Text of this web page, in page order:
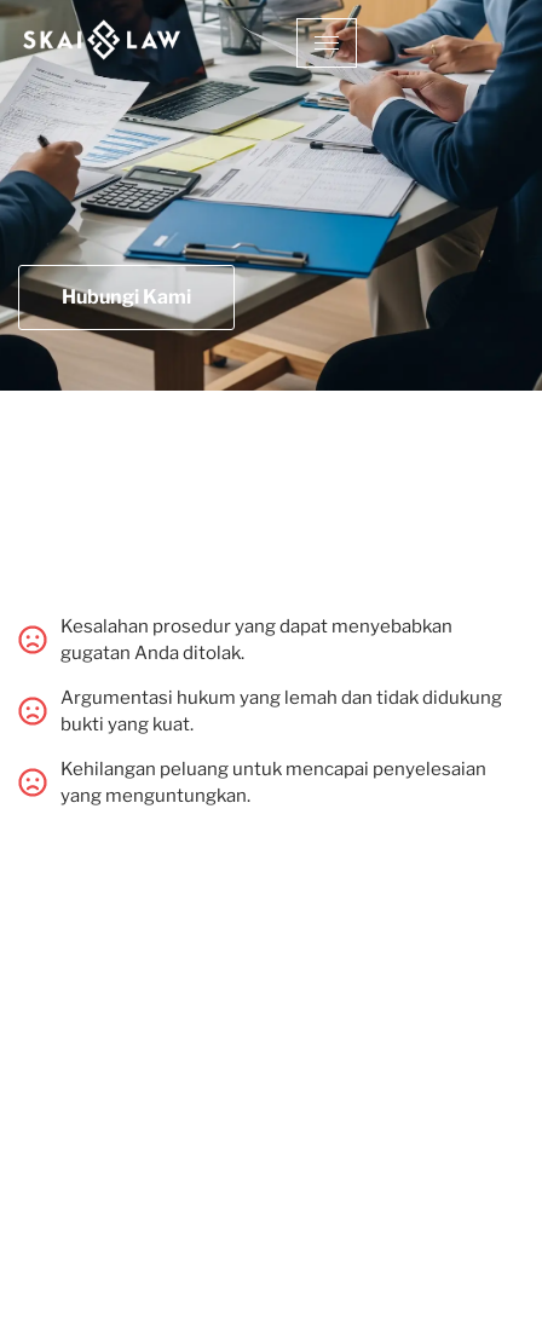
Hubungi Kami
Kesalahan prosedur yang dapat menyebabkan
gugatan Anda ditolak.
Argumentasi hukum yang lemah dan tidak didukung
bukti yang kuat.
Kehilangan peluang untuk mencapai penyelesaian
yang menguntungkan.